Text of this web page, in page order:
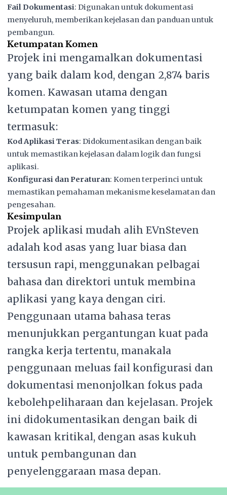
Fail Dokumentasi: Digunakan untuk dokumentasi
menyeluruh, memberikan kejelasan dan panduan untuk
pembangun.
Ketumpatan Komen
Projek ini mengamalkan dokumentasi
yang baik dalam kod, dengan 2,874 baris
komen. Kawasan utama dengan
ketumpatan komen yang tinggi
termasuk:
Kod Aplikasi Teras: Didokumentasikan dengan baik
untuk memastikan kejelasan dalam logik dan fungsi
aplikasi.
Konfigurasi dan Peraturan: Komen terperinci untuk
memastikan pemahaman mekanisme keselamatan dan
pengesahan.
Kesimpulan
Projek aplikasi mudah alih EVnSteven
adalah kod asas yang luar biasa dan
tersusun rapi, menggunakan pelbagai
bahasa dan direktori untuk membina
aplikasi yang kaya dengan ciri.
Penggunaan utama bahasa teras
menunjukkan pergantungan kuat pada
rangka kerja tertentu, manakala
penggunaan meluas fail konfigurasi dan
dokumentasi menonjolkan fokus pada
kebolehpeliharaan dan kejelasan. Projek
ini didokumentasikan dengan baik di
kawasan kritikal, dengan asas kukuh
untuk pembangunan dan
penyelenggaraan masa depan.